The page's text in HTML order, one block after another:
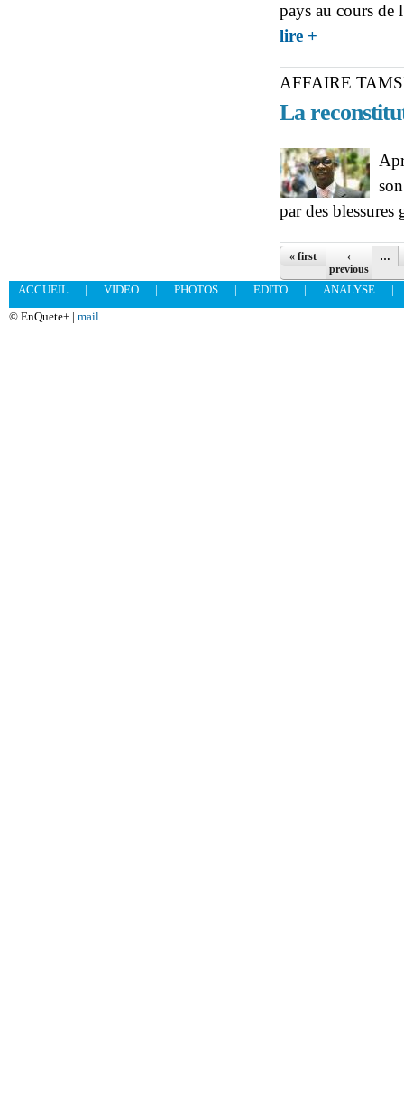
pays au cours de
lire +
AFFAIRE
La
par des
Pages
« first
‹
previous
…
ACCUEIL | VIDEO | PHOTOS | EDITO | ANALYSE
|
© EnQuete+ | mail